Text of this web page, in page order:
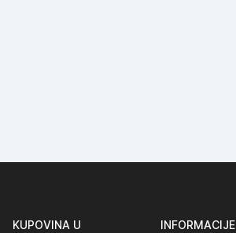
KUPOVINA U
INFORMACIJE